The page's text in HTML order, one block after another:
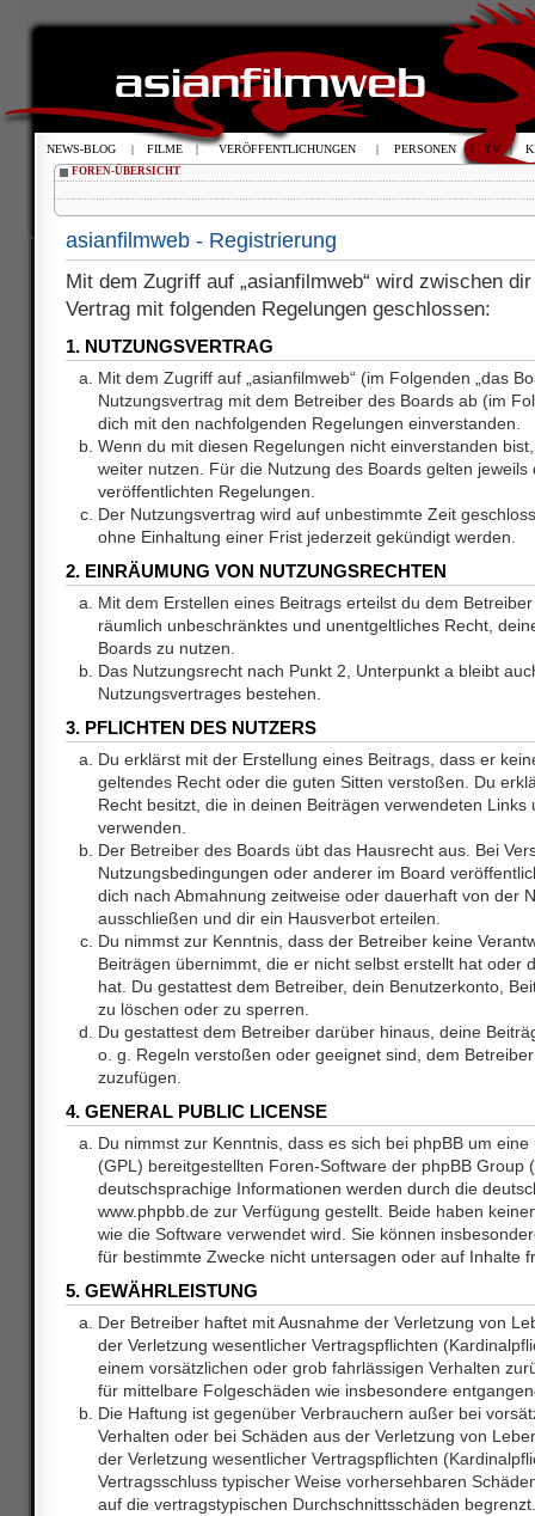
FOREN-ÜBERSICHT
asianfilmweb - Registrierung
Mit dem Zugriff auf „asianfilmweb“ wird zwischen
Vertrag mit folgenden Regelungen geschlossen:
1. NUTZUNGSVERTRAG
Mit dem Zugriff auf „asianfilmweb“ (im Folgenden „das
Nutzungsvertrag mit dem Betreiber des Boards ab (im
dich mit den nachfolgenden Regelungen einverstanden.
Wenn du mit diesen Regelungen nicht einverstanden
weiter nutzen. Für die Nutzung des Boards gelten jeweils
veröffentlichten Regelungen.
Der Nutzungsvertrag wird auf unbestimmte Zeit
ohne Einhaltung einer Frist jederzeit gekündigt werden.
2. EINRÄUMUNG VON NUTZUNGSRECHTEN
Mit dem Erstellen eines Beitrags erteilst du dem
räumlich unbeschränktes und unentgeltliches Recht,
Boards zu nutzen.
Das Nutzungsrecht nach Punkt 2, Unterpunkt a bleibt
Nutzungsvertrages bestehen.
3. PFLICHTEN DES NUTZERS
Du erklärst mit der Erstellung eines Beitrags, dass er
geltendes Recht oder die guten Sitten verstoßen. Du
Recht besitzt, die in deinen Beiträgen verwendeten Links
verwenden.
Der Betreiber des Boards übt das Hausrecht aus. Bei
Nutzungsbedingungen oder anderer im Board
dich nach Abmahnung zeitweise oder dauerhaft von der
ausschließen und dir ein Hausverbot erteilen.
Du nimmst zur Kenntnis, dass der Betreiber keine
Beiträgen übernimmt, die er nicht selbst erstellt hat oder
hat. Du gestattest dem Betreiber, dein Benutzerkonto,
zu löschen oder zu sperren.
Du gestattest dem Betreiber darüber hinaus, deine
o. g. Regeln verstoßen oder geeignet sind, dem
zuzufügen.
4. GENERAL PUBLIC LICENSE
Du nimmst zur Kenntnis, dass es sich bei phpBB um
(GPL) bereitgestellten Foren-Software der phpBB Group
deutschsprachige Informationen werden durch die
www.phpbb.de zur Verfügung gestellt. Beide haben
wie die Software verwendet wird. Sie können
für bestimmte Zwecke nicht untersagen oder auf Inhalte
5. GEWÄHRLEISTUNG
Der Betreiber haftet mit Ausnahme der Verletzung von
der Verletzung wesentlicher Vertragspflichten
einem vorsätzlichen oder grob fahrlässigen Verhalten
für mittelbare Folgeschäden wie insbesondere
Die Haftung ist gegenüber Verbrauchern außer bei
Verhalten oder bei Schäden aus der Verletzung von
der Verletzung wesentlicher Vertragspflichten
Vertragsschluss typischer Weise vorhersehbaren
auf die vertragstypischen Durchschnittsschäden
NEWS-BLOG | FILME | VERÖFFENTLICHUNGEN | PERSONEN | TV |